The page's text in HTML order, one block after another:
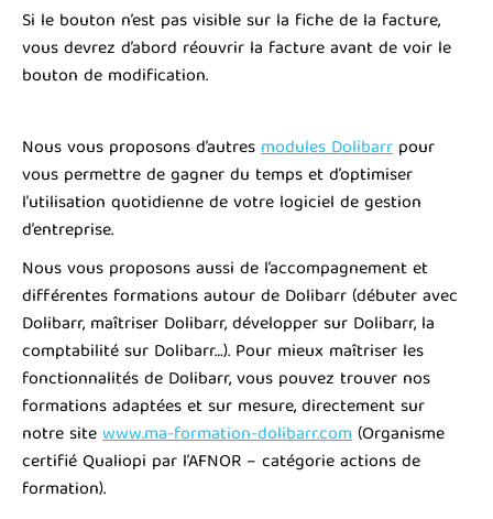
Si le bouton n’est pas visible sur la fiche de la facture,
vous devrez d’abord réouvrir la facture avant de voir le
bouton de modification.
Nous vous proposons d’autresmodules Dolibarr pour
vous permettre de gagner du temps et d’optimiser
l’utilisation quotidienne de votre logiciel de gestion
d’entreprise.
Nous vous proposons aussi de l’accompagnement et
différentes formations autour de Dolibarr (débuter avec
Dolibarr, maîtriser Dolibarr, développer sur Dolibarr, la
comptabilité sur Dolibarr…). Pour mieux maîtriser les
fonctionnalités de Dolibarr, vous pouvez trouver nos
formations adaptées et sur mesure, directement sur
notre sitewww.ma-formation-dolibarr.com(Organisme
certifié Qualiopi par l’AFNOR – catégorie actions de
formation).